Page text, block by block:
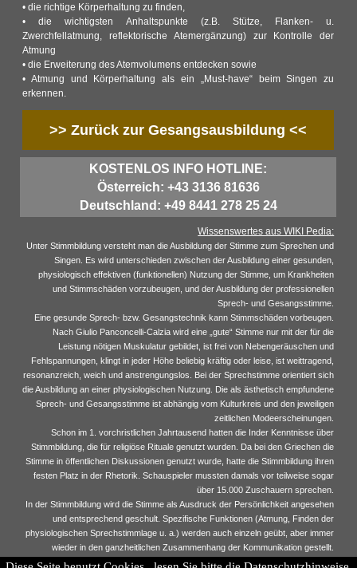
• die richtige Körperhaltung zu finden,
• die wichtigsten Anhaltspunkte (z.B. Stütze, Flanken- u.
Zwerchfellatmung, reflektorische Atemergänzung) zur Kontrolle der
Atmung
• die Erweiterung des Atemvolumens entdecken sowie
• Atmung und Körperhaltung als ein „Must-have“ beim Singen zu
erkennen.
>> Zurück zur Gesangsausbildung <<
KOSTENLOS INFO HOTLINE:
Österreich: +43 3136 81636
Deutschland: +49 8441 278 25 24
Wissenswertes aus WIKI Pedia:
Unter Stimmbildung versteht man die Ausbildung der Stimme zum Sprechen und
Singen. Es wird unterschieden zwischen der Ausbildung einer gesunden,
physiologisch effektiven (funktionellen) Nutzung der Stimme, um Krankheiten
und Stimmschäden vorzubeugen, und der Ausbildung der professionellen
Sprech- und Gesangsstimme.
Eine gesunde Sprech- bzw. Gesangstechnik kann Stimmschäden vorbeugen.
Nach Giulio Panconcelli-Calzia wird eine „gute“ Stimme nur mit der für die
Leistung nötigen Muskulatur gebildet, ist frei von Nebengeräuschen und
Fehlspannungen, klingt in jeder Höhe beliebig kräftig oder leise, ist weittragend,
resonanzreich, weich und anstrengungslos. Bei der Sprechstimme orientiert sich
die Ausbildung an einer physiologischen Nutzung. Die als ästhetisch empfundene
Sprech- und Gesangsstimme ist abhängig vom Kulturkreis und den jeweiligen
zeitlichen Modeerscheinungen.
Schon im 1. vorchristlichen Jahrtausend hatten die Inder Kenntnisse über
Stimmbildung, die für religiöse Rituale genutzt wurden. Da bei den Griechen die
Stimme in öffentlichen Diskussionen genutzt wurde, hatte die Stimmbildung ihren
festen Platz in der Rhetorik. Schauspieler mussten damals vor teilweise sogar
über 15.000 Zuschauern sprechen.
In der Stimmbildung wird die Stimme als Ausdruck der Persönlichkeit angesehen
und entsprechend geschult. Spezifische Funktionen (Atmung, Finden der
physiologischen Sprechstimmlage u. a.) werden auch einzeln geübt, aber immer
wieder in den ganzheitlichen Zusammenhang der Kommunikation gestellt.